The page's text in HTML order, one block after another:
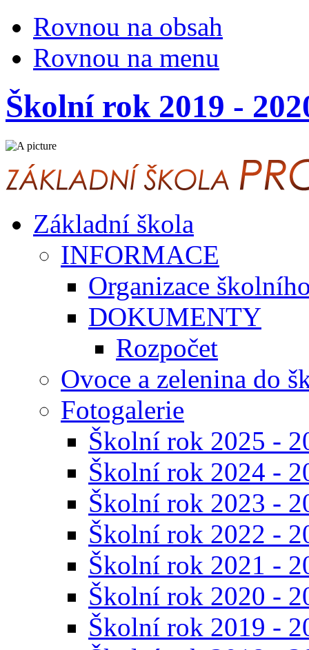
Rovnou na obsah
Rovnou na menu
Školní rok 2019 -
Základní škola
INFORMACE
Organizace
DOKUMENTY
Rozpočet
Ovoce a zelenina do
Fotogalerie
Školní rok 2025 -
Školní rok 2024 -
Školní rok 2023 -
Školní rok 2022 -
Školní rok 2021 -
Školní rok 2020 -
Školní rok 2019 -